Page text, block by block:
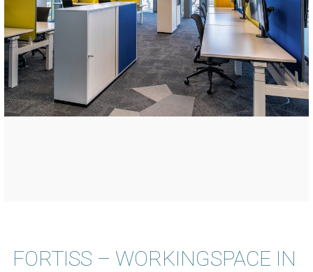
FORTISS – WORKINGSPACE IN